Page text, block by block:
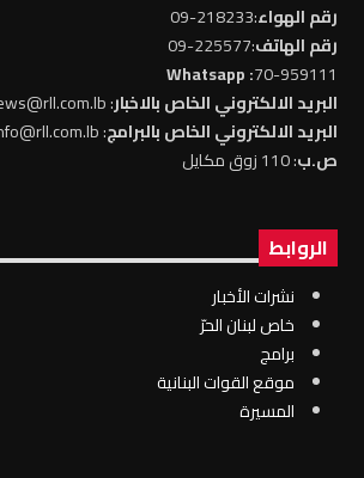
رقم الهواء:218233-09
رقم الهاتف:225577-09
70-959111
: Whatsapp
البريد الالكتروني الخاص بالاخبار: news@rll.com.lb
البريد الالكتروني الخاص بالبرامج: info@rll.com.lb
ص.ب: 110 زوق مكايل
الروابط
نشرات الأخبار
خاص لبنان الحرّ
برامج
موقع القوات البنانية
المسيرة